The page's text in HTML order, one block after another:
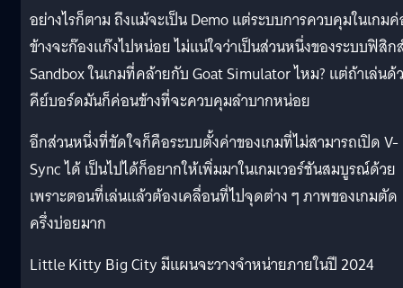
อย่างไรก็ตาม ถึงแม้จะเป็น Demo แต่ระบบการควบคุมในเกม
ข้างจะก๊องแก๊งไปหน่อย ไม่แน่ใจว่าเป็นส่วนหนึ่งของระบบฟิสิก
Sandbox ในเกมที่คล้ายกับ Goat Simulator ไหม? แต่ถ้าเล่นด้
คีย์บอร์ดมันก็ค่อนข้างที่จะควบคุมลำบากหน่อย
อีกส่วนหนึ่งที่ขัดใจก็คือระบบตั้งค่าของเกมที่ไม่สามารถเปิด V-
Sync ได้ เป็นไปได้ก็อยากให้เพิ่มมาในเกมเวอร์ชันสมบูรณ์ด้วย
เพราะตอนที่เล่นแล้วต้องเคลื่อนที่ไปจุดต่าง ๆ ภาพของเกมตัด
ครึ่งบ่อยมาก
Little Kitty Big City มีแผนจะวางจำหน่ายภายในปี 2024